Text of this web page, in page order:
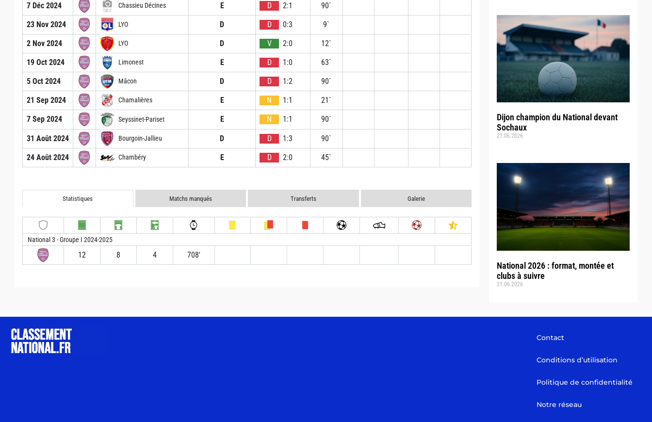
Dijon champion du National devant
Sochaux
21.06.2026
National 2026 : format, montée et
clubs à suivre
21.06.2026
7 Déc 2024 Chassieu Décines E D 2:1 90`
23 Nov 2024 LYO D D 0:3 9`
2 Nov 2024 LYO D V 2:0 12`
19 Oct 2024 Limonest E D 1:0 63`
5 Oct 2024 Mâcon D D 1:2 90`
21 Sep 2024 Chamalières E N 1:1 21`
7 Sep 2024 Seyssinet-Pariset E N 1:1 90`
31 Août 2024 Bourgoin-Jallieu D D 1:3 90`
24 Août 2024 Chambéry E D 2:0 45`
Statistiques Matchs manqués Transferts Galerie
National 3 - Groupe I 2024-2025
12 8 4 708′
Contact
Conditions d’utilisation
Politique de confidentialité
Notre réseau